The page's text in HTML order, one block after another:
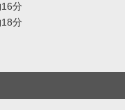
分
分